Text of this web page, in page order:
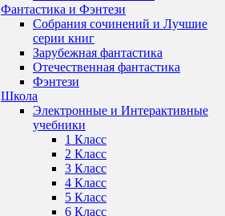
Фантастика и Фэнтези
Собрания сочинений и Лучшие
серии книг
Зарубежная фантастика
Отечественная фантастика
Фэнтези
Школа
Электронные и Интерактивные
учебники
1 Класс
2 Класс
3 Класс
4 Класс
5 Класс
6 Класс